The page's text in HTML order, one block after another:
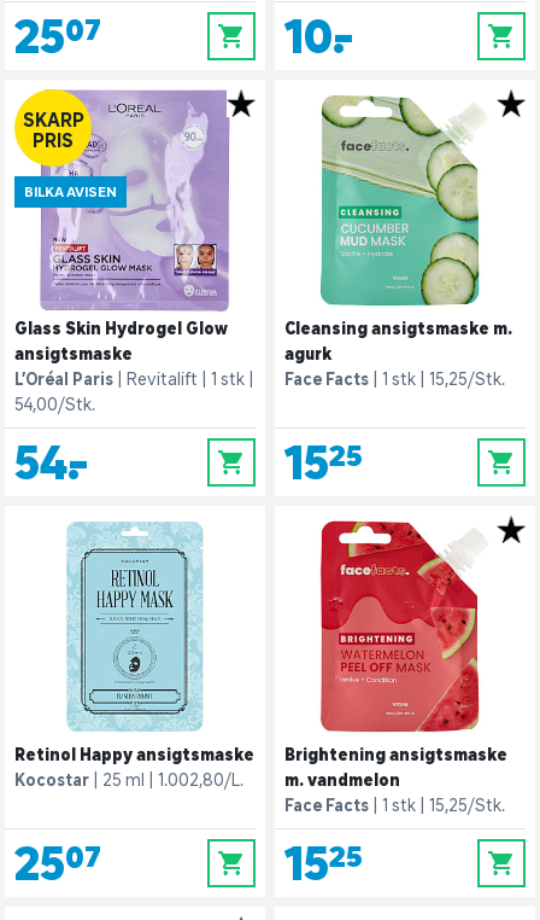
25,07 0 10,- 0
SKARP
PRIS
BILKA AVISEN
Glass Skin Hydrogel Glow
ansigtsmaske
L’Oréal Paris
Revitalift
1 stk
54,00/Stk.
54,- 0
Cleansing ansigtsmaske m.
agurk
Face Facts
1 stk 15,25/Stk.
15,25 0
Retinol Happy ansigtsmaske
Kocostar
25 ml 1.002,80/L.
25,07 0
Brightening ansigtsmaske
m. vandmelon
Face Facts
1 stk 15,25/Stk.
15,25 0